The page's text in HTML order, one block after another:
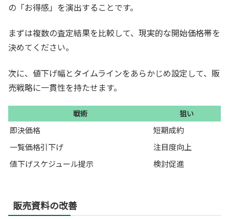
の「お得感」を演出することです。
まずは複数の査定結果を比較して、現実的な開始価格帯を
決めてください。
次に、値下げ幅とタイムラインをあらかじめ設定して、販
売戦略に一貫性を持たせます。
戦術 狙い
即決価格
短期成約
一覧価格引下げ
注目度向上
値下げスケジュール提示
検討促進
販売資料の改善